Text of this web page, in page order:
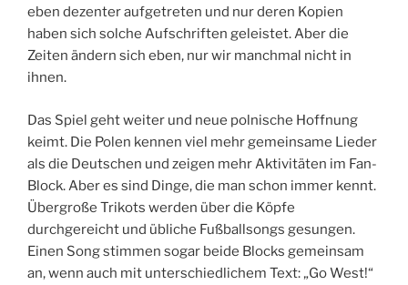
eben dezenter aufgetreten und nur deren Kopien
haben sich solche Aufschriften geleistet. Aber die
Zeiten ändern sich eben, nur wir manchmal nicht in
ihnen.
Das Spiel geht weiter und neue polnische Hoffnung
keimt. Die Polen kennen viel mehr gemeinsame Lieder
als die Deutschen und zeigen mehr Aktivitäten im Fan-
Block. Aber es sind Dinge, die man schon immer kennt.
Übergroße Trikots werden über die Köpfe
durchgereicht und übliche Fußballsongs gesungen.
Einen Song stimmen sogar beide Blocks gemeinsam
an, wenn auch mit unterschiedlichem Text: „Go West!“